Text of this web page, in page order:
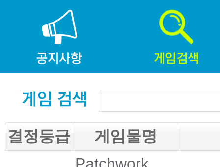
결정등급
게임물명